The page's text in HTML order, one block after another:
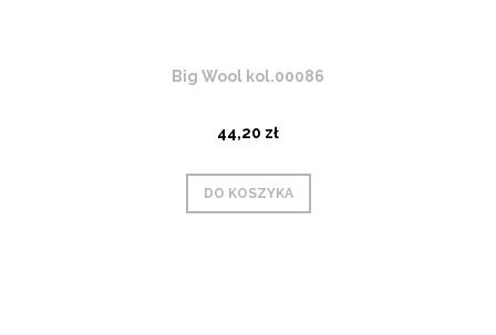
Big Wool kol.00086
44,20 zł
DO KOSZYKA